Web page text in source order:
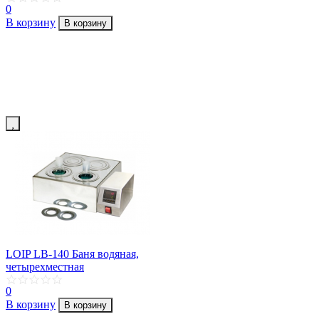
0
В корзину
В корзину
LOIP LB-140 Баня водяная,
четырехместная
0
В корзину
В корзину